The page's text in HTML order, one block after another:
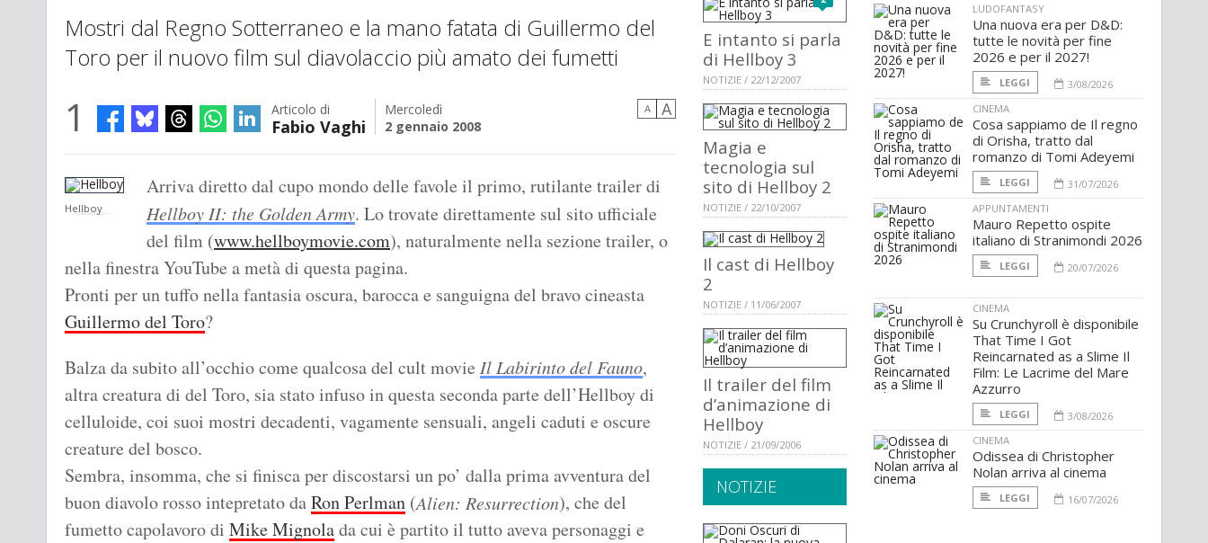
Mostri dal Regno Sotterraneo e la mano fatata di Guillermo del
Toro per il nuovo film sul diavolaccio più amato dei fumetti
1 Articolo di
Fabio Vaghi
Mercoledì
2 gennaio 2008
A A
Hellboy
Arriva diretto dal cupo mondo delle favole il primo, rutilante trailer di
Hellboy II: the Golden Army. Lo trovate direttamente sul sito ufficiale
del film (www.hellboymovie.com), naturalmente nella sezione trailer, o
nella finestra YouTube a metà di questa pagina.
Pronti per un tuffo nella fantasia oscura, barocca e sanguigna del bravo cineasta
Guillermo del Toro?
Balza da subito all’occhio come qualcosa del cult movie Il Labirinto del Fauno,
altra creatura di del Toro, sia stato infuso in questa seconda parte dell’Hellboy di
celluloide, coi suoi mostri decadenti, vagamente sensuali, angeli caduti e oscure
creature del bosco.
Sembra, insomma, che si finisca per discostarsi un po’ dalla prima avventura del
buon diavolo rosso intepretato daRon Perlman (Alien: Resurrection), che del
fumetto capolavoro di Mike Mignolada cui è partito il tutto aveva personaggi e
E intanto si parla
di Hellboy 3
NOTIZIE / 22/12/2007
Magia e
tecnologia sul
sito di Hellboy 2
NOTIZIE / 22/10/2007
Il cast di Hellboy
2
NOTIZIE / 11/06/2007
Il trailer del film
d’animazione di
Hellboy
NOTIZIE / 21/09/2006
NOTIZIE
LUDOFANTASY
Una nuova era per D&D:
tutte le novità per fine
2026 e per il 2027!
LEGGI
3/08/2026
CINEMA
Cosa sappiamo de Il regno
di Orisha, tratto dal
romanzo di Tomi Adeyemi
LEGGI
31/07/2026
APPUNTAMENTI
Mauro Repetto ospite
italiano di Stranimondi 2026
LEGGI 20/07/2026
CINEMA
Su Crunchyroll è disponibile
That Time I Got
Reincarnated as a Slime Il
Film: Le Lacrime del Mare
Azzurro
LEGGI
3/08/2026
CINEMA
Odissea di Christopher
Nolan arriva al cinema
LEGGI 16/07/2026